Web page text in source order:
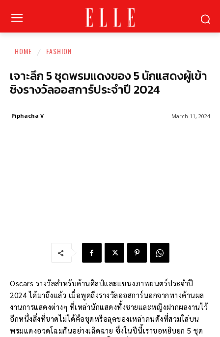
HOME FASHION
เจาะลึก 5 ชุดพรมแดงของ 5 นักแสดงผู้เข้า
ชิงรางวัลออสการ์ประจำปี 2024
March 11, 2024
Piphacha V
Oscars รางวัลสำหรับด้านศิลป์และแขนงภาพยนตร์ประจำปี
2024 ได้มาถึงแล้ว เมื่อพูดถึงรางวัลออสการ์นอกจากทางด้านผล
งานการแสดงต่างๆ ที่เหล่านักแสดงทั้งชายและหญิงฝากผลงานไว้
อีกหนึ่งสิ่งที่ขาดไม่ได้คือชุดหรือลุคของเหล่าคนดังที่สวมใส่บน
พรมแดงอวดโฉมกันอย่างเฉิดฉาย ซึ่งในปีนี้เราขอหยิบยก 5 ชุด